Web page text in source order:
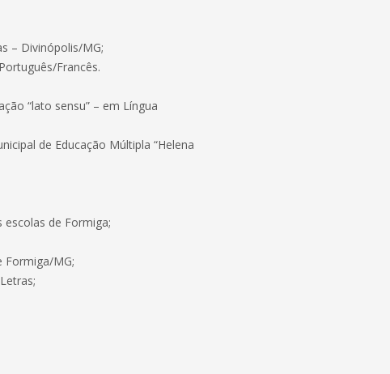
– Divinópolis/MG;
Francês.
“lato sensu” – em Língua
de Educação Múltipla “Helena
de Formiga;
Formiga/MG;